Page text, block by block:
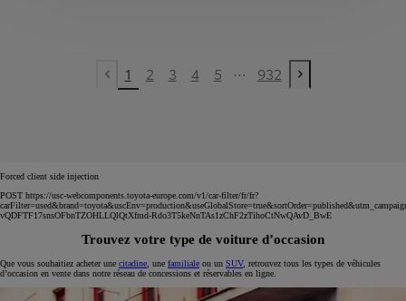
Previous page
1 2 3 4 5 ... 932
Next page
Forced client side injection
POST https://usc-webcomponents.toyota-europe.com/v1/car-filter/fr/fr?
vQDFTF17snsOFbnTZOHLLQlQtXfmd-Rdo3T5keNnTAs1zChF2zTihoCtNwQAvD_BwE
Trouvez votre type de voiture d’occasion
Que vous souhaitiez acheter une citadine , une familiale ou un SUV, retrouvez tous les types de véhicules
d’occasion en vente dans notre réseau de concessions et réservables en ligne.